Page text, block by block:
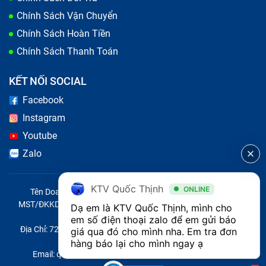
cam kết sử dụng linh kiện chất lượng, quy trình rõ ràng
và đảm bảo mang đến trải nghiệm tốt nhất cho khách
hàng.
3. Sửa điện thoại Xiaomi
Khi chiếc điện thoại Xiaomi của bạn gặp các lỗi như
Chính Sách Vận Chuyển
Chính Sách Hoàn Tiền
Chính Sách Thanh Toán
KẾT NỐI SOCIAL
Facebook
Instagram
Youtube
Zalo
Tên Doanh Nghiệp: CÔNG TY TNHH CITY ONE VIỆT NAM
MST/ĐKKD/QĐTL: 0316569346 do sở KHĐT TP.HCM cấp ngày
14/04/2023
Địa Chỉ: 721 Trường Chinh, Phường Tây Thạnh, Quận Tân Phú,
Thành phố Hồ Chí Minh, Việt Nam
Email: quoc@baohanhone.com | Điện Thoại: 18001236
KTV Quốc Thịnh ONLINE
Dạ em là KTV Quốc Thịnh, mình cho
em số điện thoại zalo để em gửi báo
giá qua đó cho mình nha. Em tra đơn
hàng báo lại cho mình ngay ạ